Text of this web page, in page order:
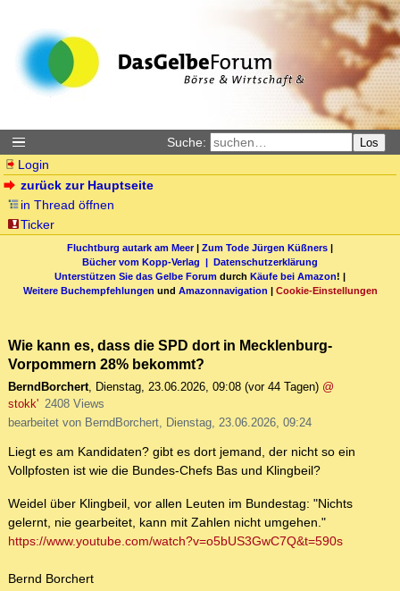
Suche: Los
Login
zurück zur Hauptseite
in Thread öffnen
Ticker
Fluchtburg autark am Meer| Zum Tode Jürgen Küßners |
Bücher vom Kopp-Verlag | Datenschutzerklärung
Unterstützen Sie das Gelbe Forum durch Käufe bei Amazon! |
Weitere Buchempfehlungen und Amazonnavigation | Cookie-Einstellungen
Wie kann es, dass die SPD dort in Mecklenburg-
Vorpommern 28% bekommt?
BerndBorchert, Dienstag, 23.06.2026, 09:08 (vor 44 Tagen) @
stokk' 2408 Views
bearbeitet von BerndBorchert, Dienstag, 23.06.2026, 09:24
Liegt es am Kandidaten? gibt es dort jemand, der nicht so ein
Vollpfosten ist wie die Bundes-Chefs Bas und Klingbeil?
Weidel über Klingbeil, vor allen Leuten im Bundestag: "Nichts
gelernt, nie gearbeitet, kann mit Zahlen nicht umgehen."
https://www.youtube.com/watch?v=o5bUS3GwC7Q&t=590s
Bernd Borchert